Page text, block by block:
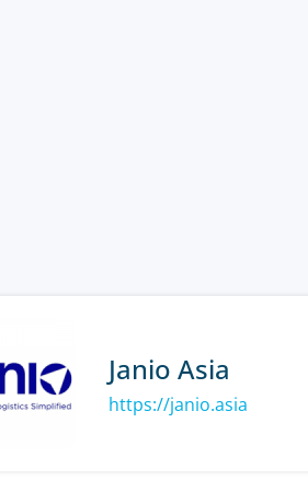
Janio Asia
https://janio.asia